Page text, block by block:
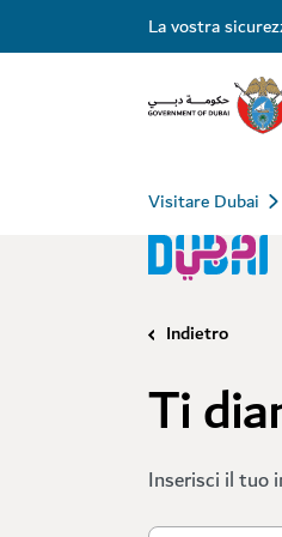
La vostra
Visitare Dubai
Indietro
Ti
Inserisci il tuo